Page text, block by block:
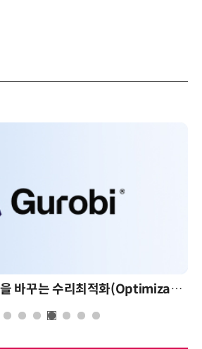
AI 시대의 의사결정을 바꾸는 수리최적화(Optimization): 실제 산업 적용 사례와 활용 전략